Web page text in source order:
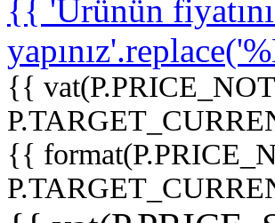
{{ 'Ürünün
{{
{{